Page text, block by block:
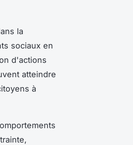
la
sociaux en
d'actions
atteindre
à